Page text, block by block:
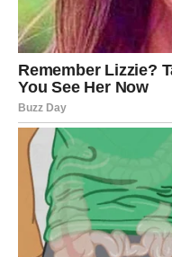
odgovara. Vi želite
ponosno, bez
Vaša nezavisnost
Neću se boriti za
Neću pristajati na
Neću moliti za ono što